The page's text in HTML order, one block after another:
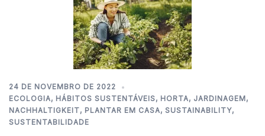
24 DE NOVEMBRO DE 2022
ECOLOGIA, HÁBITOS SUSTENTÁVEIS, HORTA, JARDINAGEM,
NACHHALTIGKEIT, PLANTAR EM CASA, SUSTAINABILITY,
SUSTENTABILIDADE